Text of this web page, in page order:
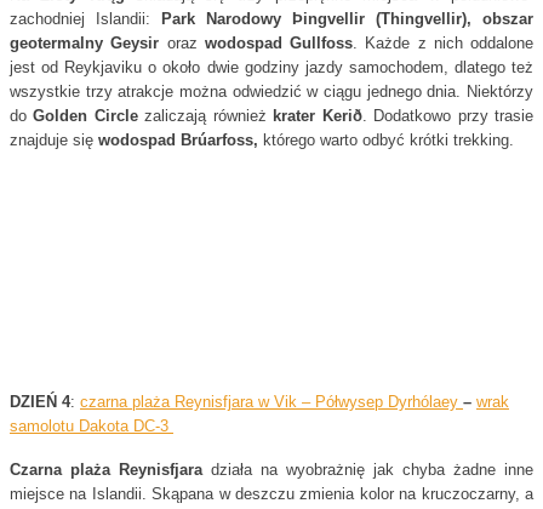
zachodniej Islandii: Park Narodowy Þingvellir (Thingvellir), obszar
geotermalny Geysir oraz wodospad Gullfoss . Każde z nich oddalone
jest od Reykjaviku o około dwie godziny jazdy samochodem, dlatego też
wszystkie trzy atrakcje można odwiedzić w ciągu jednego dnia. Niektórzy
do Golden Circlezaliczają również krater Kerið. Dodatkowo przy trasie
znajduje się wodospad Brúarfoss, którego warto odbyć krótki trekking.
DZIEŃ 4: czarna plaża Reynisfjara w Vik – Półwysep Dyrhólaey – wrak
samolotu Dakota DC-3
Czarna plaża Reynisfjara działa na wyobrażnię jak chyba żadne inne
miejsce na Islandii. Skąpana w deszczu zmienia kolor na kruczoczarny, a